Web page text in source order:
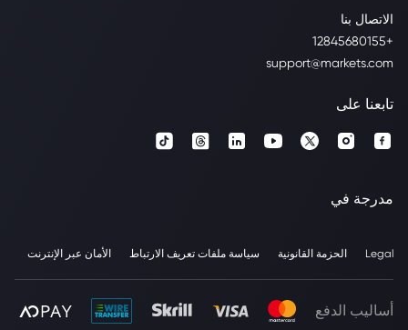
الاتصال بنا
+12845680155
support@markets.com
تابعنا على
مدرجة في
Legal الحزمة القانونية سياسة ملفات تعريف الارتباط الأمان عبر الإنترنت
أساليب الدفع